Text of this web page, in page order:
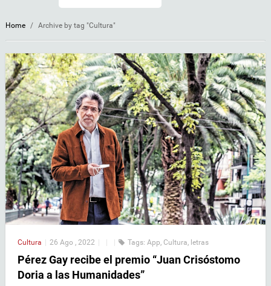
Home / Archive by tag "Cultura"
Cultura | 26 Ago , 2022 | | | Tags: App Cultura letras
Pérez Gay recibe el premio “Juan Crisóstomo
Doria a las Humanidades”